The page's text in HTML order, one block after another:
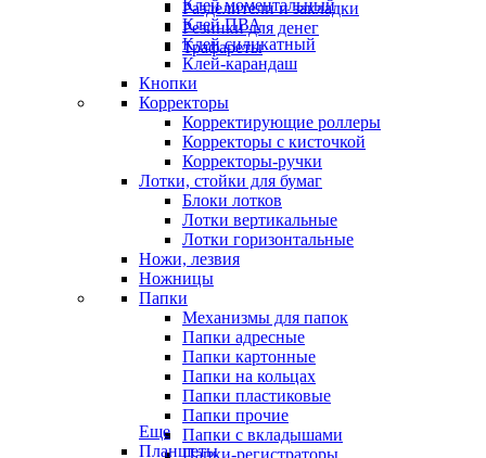
Разделители и закладки
Резинки для денег
Трафареты
Клей моментальный
Клей ПВА
Клей силикатный
Клей-карандаш
Кнопки
Корректоры
Корректирующие роллеры
Корректоры с кисточкой
Корректоры-ручки
Лотки, стойки для бумаг
Блоки лотков
Лотки вертикальные
Лотки горизонтальные
Ножи, лезвия
Ножницы
Папки
Механизмы для папок
Папки адресные
Папки картонные
Папки на кольцах
Папки пластиковые
Папки прочие
Папки с вкладышами
Папки-регистраторы
Еще
Планшеты